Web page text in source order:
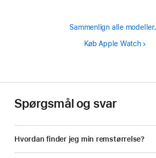
Sammenlign alle modeller.
Køb Apple Watch
Spørgsmål og svar
Hvordan finder jeg min remstørrelse?